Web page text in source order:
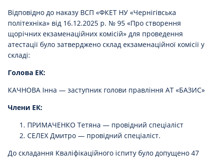
Відповідно до наказу ВСП «ФКЕТ НУ «Чернігівська
політехніка» від 16.12.2025 р. № 95 «Про створення
щорічних екзаменаційних комісій» для проведення
атестації було затверджено склад екзаменаційної комісії у
складі:
Голова ЕК:
КАЧНОВА Інна — заступник голови правління АТ «БАЗИС»
Члени ЕК:
ПРИМАЧЕНКО Тетяна — провідний спеціаліст
СЕЛЕХ Дмитро — провідний спеціаліст.
До складання Кваліфікаційного іспиту було допущено 47